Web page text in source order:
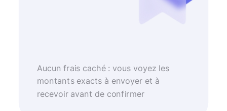
Aucun frais caché : vous voyez les
montants exacts à envoyer et à
recevoir avant de confirmer